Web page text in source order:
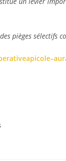
pièges
–